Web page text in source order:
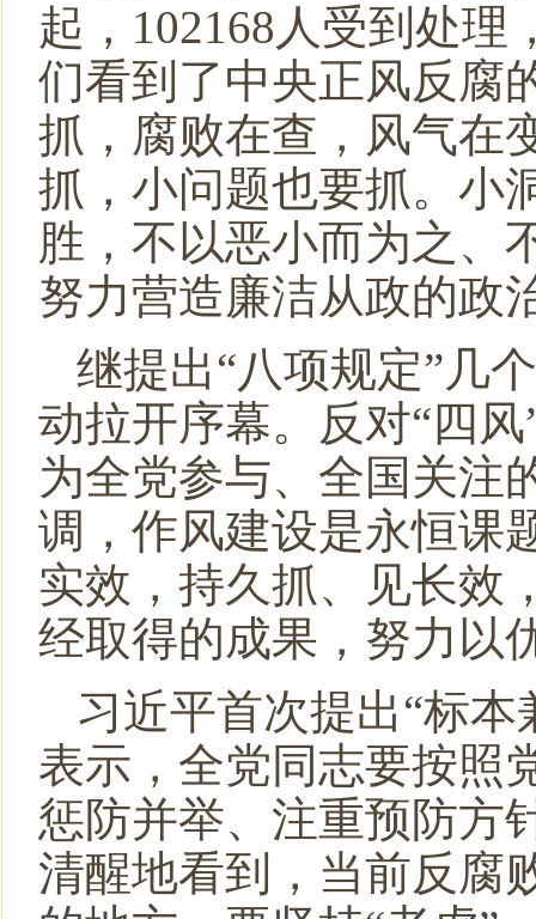
起， 102168 人受到处理
们看到了中央正风反腐
抓，腐败在查，风气在
抓，小问题也要抓。小
胜，不以恶小而为之、
努力营造廉洁从政的政
继提出“八项规定”几
动拉开序幕。反对“四
为全党参与、全国关注
调，作风建设是永恒课
实效，持久抓、见长效
经取得的成果，努力以
习近平首次提出“标
表示，全党同志要按照
惩防并举、注重预防方
清醒地看到，当前反腐